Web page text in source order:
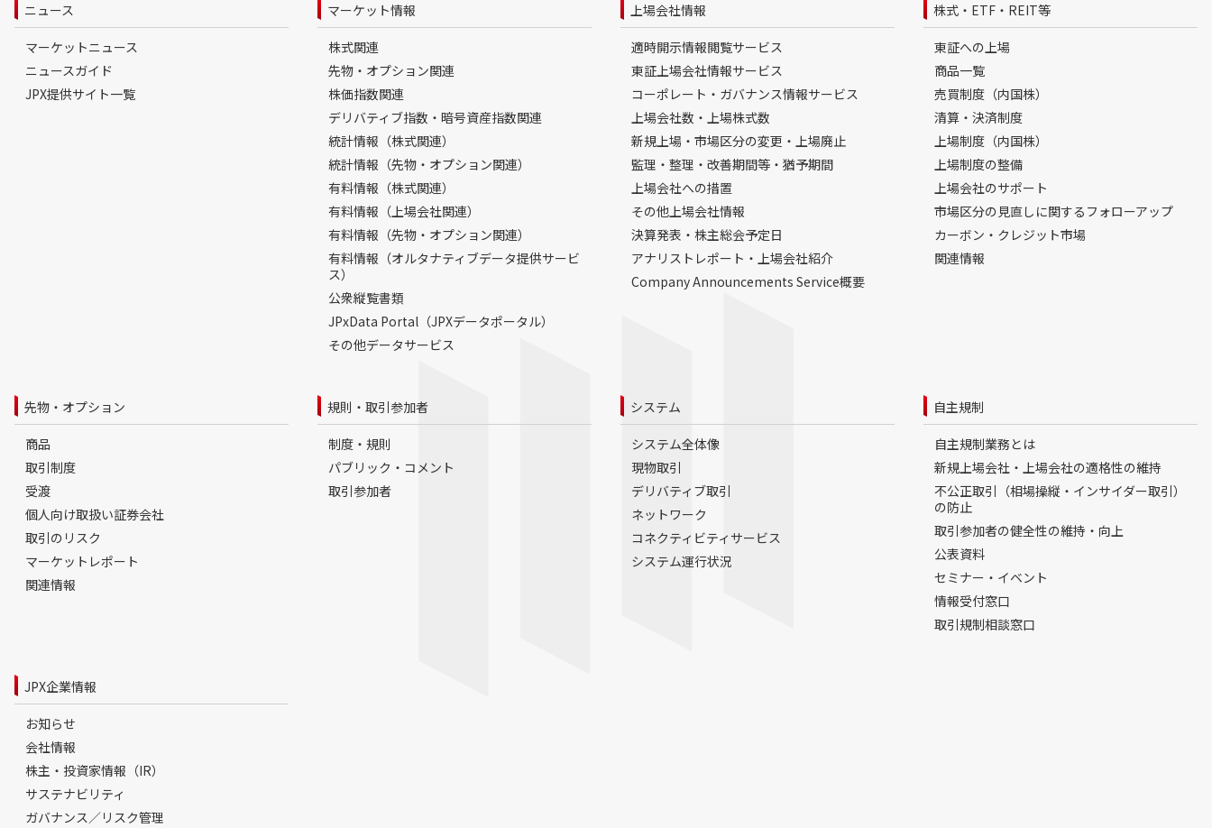
ニュース
マーケットニュース
ニュースガイド
JPX提供サイト一覧
マーケット情報
株式関連
先物・オプション関連
株価指数関連
デリバティブ指数・暗号資産指数関連
統計情報（株式関連）
統計情報（先物・オプション関連）
有料情報（株式関連）
有料情報（上場会社関連）
有料情報（先物・オプション関連）
有料情報（オルタナティブデータ提供サービ
ス）
公衆縦覧書類
JPxData Portal（JPXデータポータル）
その他データサービス
上場会社情報
適時開示情報閲覧サービス
東証上場会社情報サービス
コーポレート・ガバナンス情報サービス
上場会社数・上場株式数
新規上場・市場区分の変更・上場廃止
監理・整理・改善期間等・猶予期間
上場会社への措置
その他上場会社情報
決算発表・株主総会予定日
アナリストレポート・上場会社紹介
Company Announcements Service概要
株式・ETF・REIT等
東証への上場
商品一覧
売買制度（内国株）
清算・決済制度
上場制度（内国株）
上場制度の整備
上場会社のサポート
市場区分の見直しに関するフォローアップ
カーボン・クレジット市場
関連情報
先物・オプション
商品
取引制度
受渡
個人向け取扱い証券会社
取引のリスク
マーケットレポート
関連情報
規則・取引参加者
制度・規則
パブリック・コメント
取引参加者
システム
システム全体像
現物取引
デリバティブ取引
ネットワーク
コネクティビティサービス
システム運行状況
自主規制
自主規制業務とは
新規上場会社・上場会社の適格性の維持
不公正取引（相場操縦・インサイダー取引）
の防止
取引参加者の健全性の維持・向上
公表資料
セミナー・イベント
情報受付窓口
取引規制相談窓口
JPX企業情報
お知らせ
会社情報
株主・投資家情報（IR）
サステナビリティ
ガバナンス／リスク管理